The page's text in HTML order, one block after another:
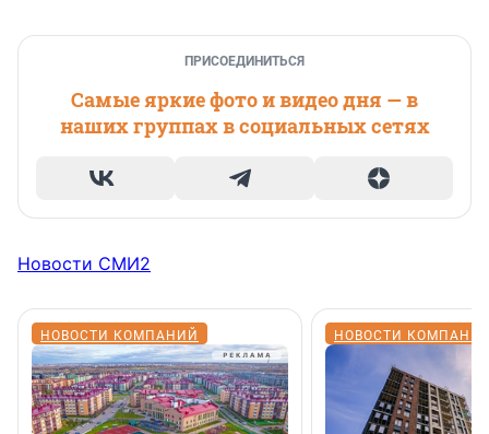
ПРИСОЕДИНИТЬСЯ
Самые яркие фото и видео дня — в
наших группах в социальных сетях
Новости СМИ2
НОВОСТИ КОМПАНИЙ НОВОСТИ